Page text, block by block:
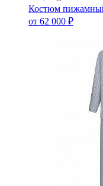
Костюм
от 62 000 ₽